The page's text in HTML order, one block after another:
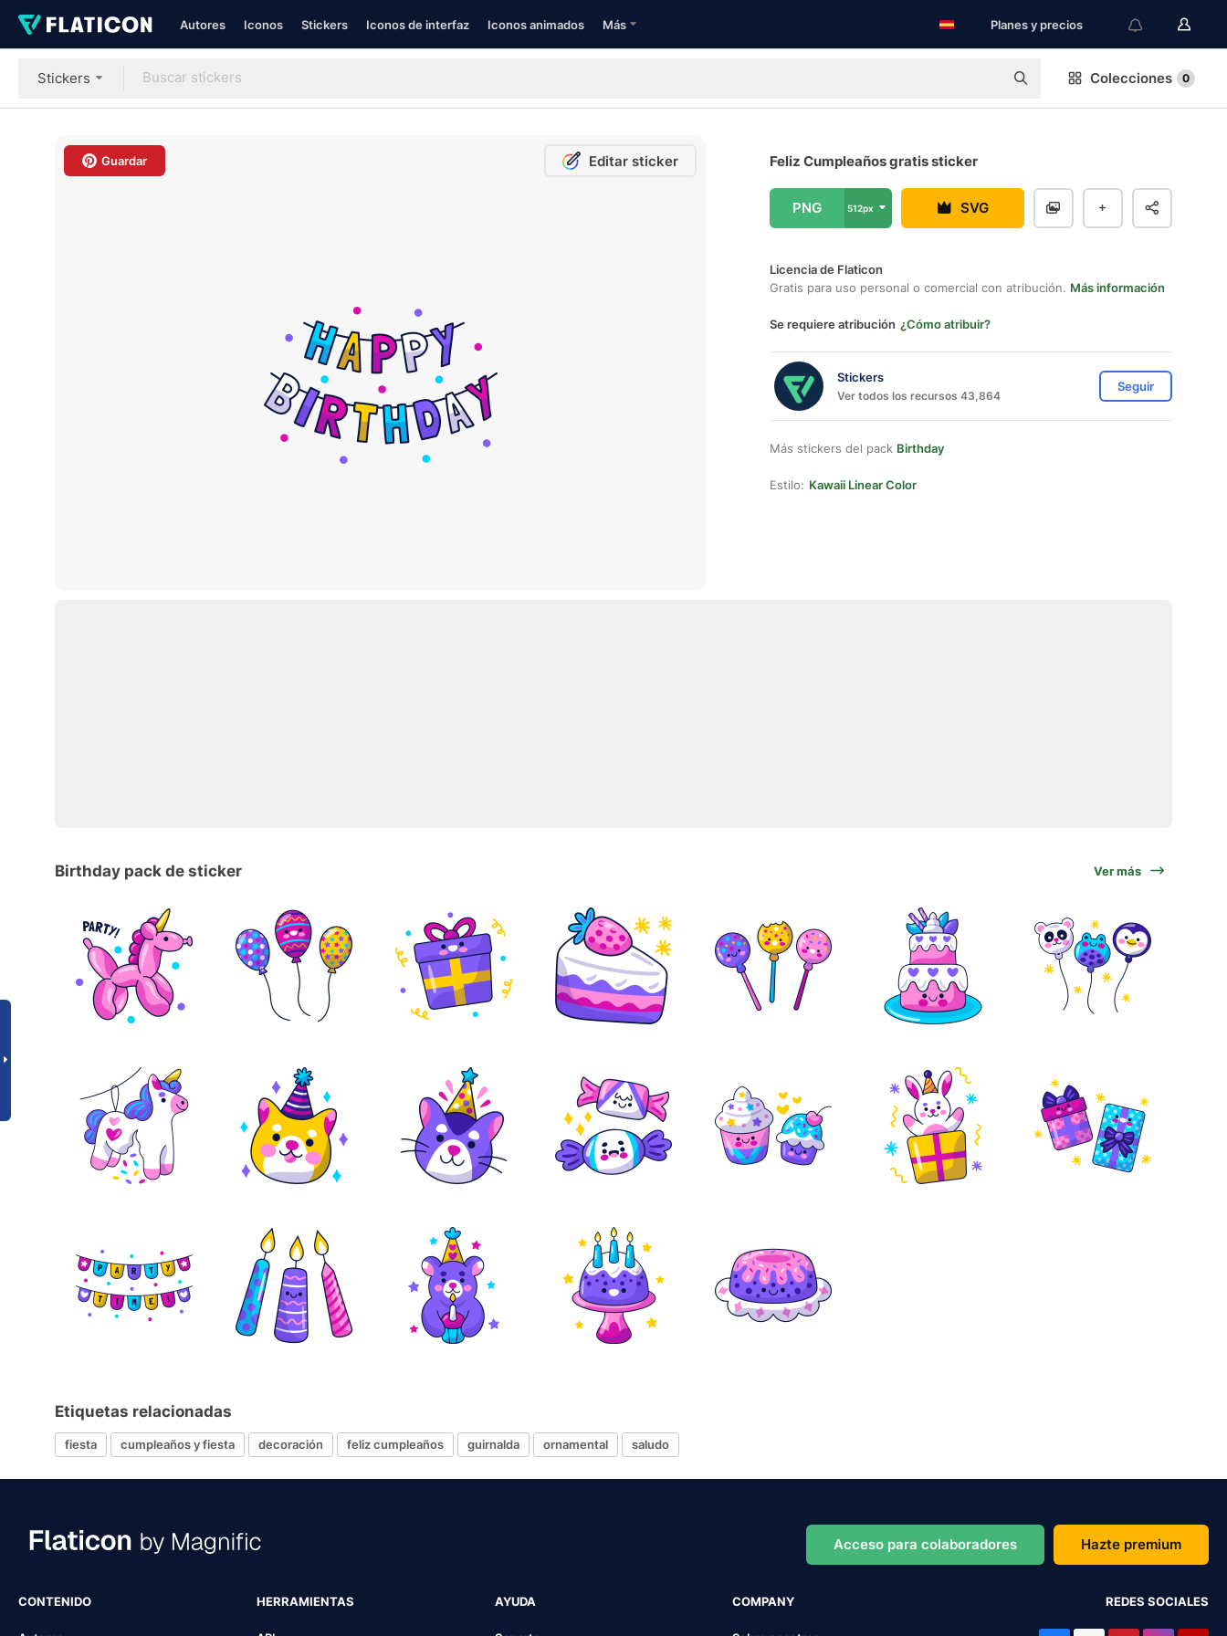
Autores Iconos Stickers Iconos de interfaz Iconos animados Más Planes y precios
Stickers Colecciones 0
Guardar Editar sticker Feliz Cumpleaños gratis sticker
PNG 512px SVG
Licencia de Flaticon
Gratis para uso personal o comercial con atribución. Más información
Se requiere atribución ¿Cómo atribuir?
Stickers
Ver todos los recursos 43,864
Seguir
Más stickers del pack Birthday
Estilo: Kawaii Linear Color
Birthday pack de sticker Ver más
Etiquetas relacionadas
fiesta cumpleaños y fiesta decoración feliz cumpleaños guirnalda ornamental saludo
Acceso para colaboradores Hazte premium
CONTENIDO HERRAMIENTAS AYUDA COMPANY REDES SOCIALES